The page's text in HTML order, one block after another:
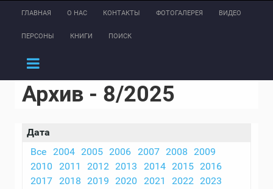
ГЛАВНАЯ О НАС КОНТАКТЫ ФОТОГАЛЕРЕЯ ВИДЕО
ПЕРСОНЫ КНИГИ ПОИСК
Архив - 8/2025
Дата
Все
2004 2005 2006 2007 2008
2009
2010
2011 2012 2013 2014 2015 2016
2017
2018 2019 2020 2021 2022 2023